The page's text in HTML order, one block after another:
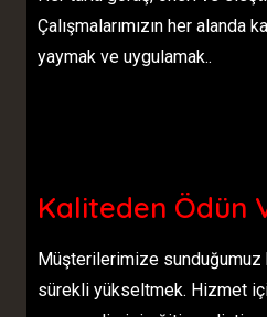
Çalışmalarımızın her
yaymak ve uygulamak..
Kaliteden Ödün
Müşterilerimize sunduğumuz
sürekli yükseltmek. Hizmet